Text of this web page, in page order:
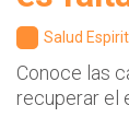
Salud
Conoce las
recuperar el